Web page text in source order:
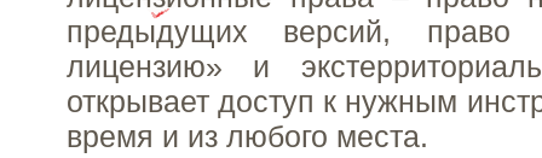
предыдущих версий,
лицензию» и
открывает доступ к нужным
время и из любого места.